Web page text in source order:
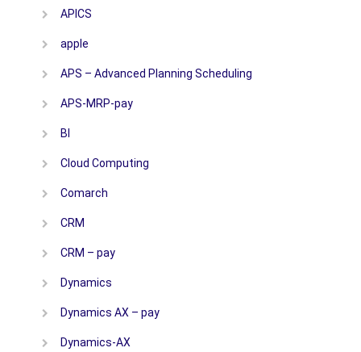
APICS
apple
APS – Advanced Planning Scheduling
APS-MRP-pay
BI
Cloud Computing
Comarch
CRM
CRM – pay
Dynamics
Dynamics AX – pay
Dynamics-AX